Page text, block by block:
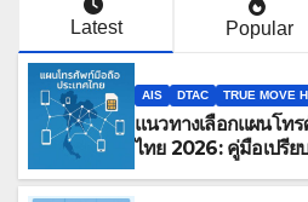
Latest Popular
AIS DTAC TRUE MOVE H
แนวทางเลือกแผนโท
ไทย 2026: คู่มือเปรีย